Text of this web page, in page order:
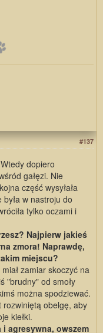
#137
dopiero
gałęzi. Nie
część wysyłała
w nastroju do
tylko oczami i
Najpierw jakieś
zmora! Naprawdę,
miejscu?
zamiar skoczyć na
"brudny" od smoły
można spodziewać.
rozwiniętą obelgę, aby
kiełki.
agresywna, owszem